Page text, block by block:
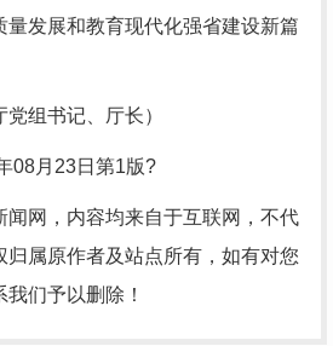
量发展和教育现代化强省建设新篇
党组书记、厅长）
08月23日第1版?
闻网，内容均来自于互联网，不代
归属原作者及站点所有，如有对您
们予以删除！